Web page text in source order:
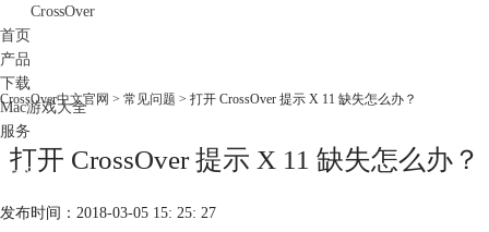
CrossOver
首页
产品
下载
Mac游戏大全
服务
购买
CrossOver中文官网 > 常见问题 > 打开 CrossOver 提示 X 11 缺失怎么办？
打开 CrossOver 提示 X 11 缺失怎么办？
发布时间：2018-03-05 15: 25: 27